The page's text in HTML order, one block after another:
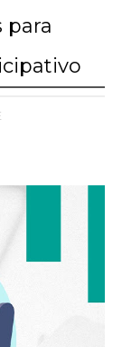
para